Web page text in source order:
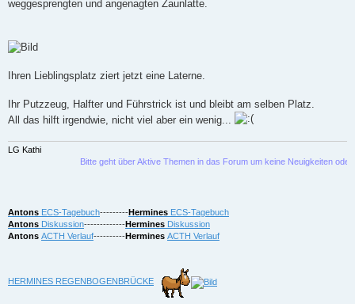
n
weggesprengten und angenagten Zaunlatte.
Ihren Lieblingsplatz ziert jetzt eine Laterne.
Ihr Putzzeug, Halfter und Führstrick ist und bleibt am selben Platz.
All das hilft irgendwie, nicht viel aber ein wenig...
LG Kathi
Bitte geht über Aktive Themen in das Forum um keine Neuigkeiten oder
Antons ECS-Tagebuch---------Hermines ECS-Tagebuch
Antons Diskussion-------------Hermines Diskussion
Antons ACTH Verlauf----------Hermines ACTH Verlauf
HERMINES REGENBOGENBRÜCKE